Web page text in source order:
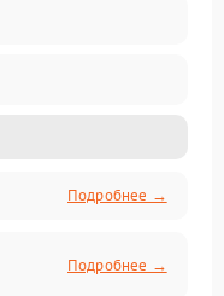
Подробнее →
Подробнее →